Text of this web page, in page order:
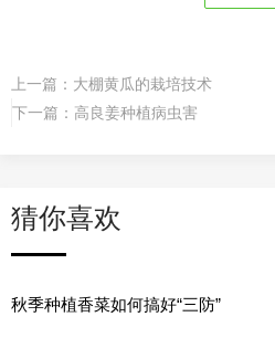
上一篇： 大棚黄瓜的栽培技术
下一篇： 高良姜种植病虫害
猜你喜欢
秋季种植香菜如何搞好“三防”